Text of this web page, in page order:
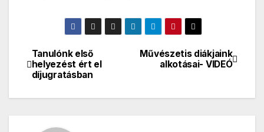
Bejegyzés
navigáció
Művészetis diákjaink
alkotásai- VIDEÓ
Tanulónk első
helyezést ért el
díjugratásban